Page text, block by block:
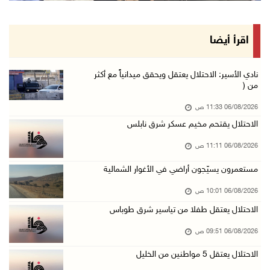
الجريمة الثانية خلال ساعات: قتيل بإطلاق نار ف ...
(محدث) الاحتلال يواصل عدوانه على مخيم قلنديا ...
06/آب/2026 09:25 ص
السلطات الإسرائيلية تهدم بناية سكنية في كفر ق ...
الاحتلال يعتقل شابا من دير الغصون ويقتحم بلدا ...
06/آب/2026 08:54 ص
الاحتلال يعتقل 4 مواطنين من محافظة نابلس
06/آب/2026 08:36 ص
اقرأ أيضا
نادي الأسير: الاحتلال يعتقل ويحقق ميدانياً مع أكثر
من (
06/08/2026 11:33 ص
الاحتلال يقتحم مخيم عسكر شرق نابلس
06/08/2026 11:11 ص
مستعمرون يسيّجون أراضي في الأغوار الشمالية
06/08/2026 10:01 ص
الاحتلال يعتقل طفلا من تياسير شرق طوباس
06/08/2026 09:51 ص
الاحتلال يعتقل 5 مواطنين من الخليل